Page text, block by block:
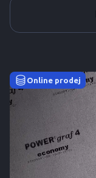
Online prodej